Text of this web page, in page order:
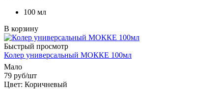
100 мл
В корзину
Быстрый просмотр
Колер универсальный МОККЕ 100мл
Мало
79 руб/шт
Цвет: Коричневый